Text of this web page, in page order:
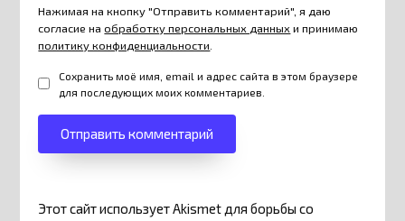
Нажимая на кнопку "Отправить комментарий", я даю
согласие наобработку персональных данных и принимаю
политику конфиденциальности
Сохранить моё имя, email и адрес сайта в этом браузере
для последующих моих комментариев.
Этот сайт использует Akismet для борьбы со